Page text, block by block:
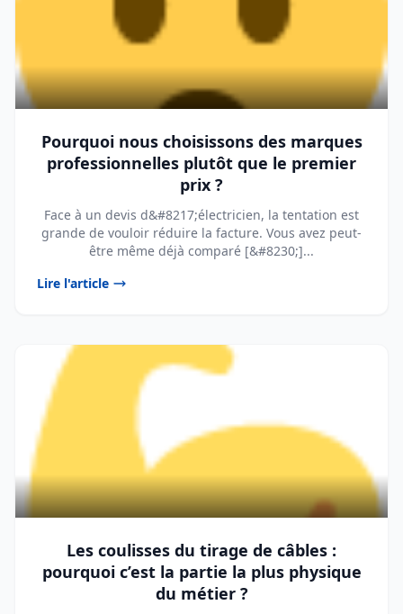
Pourquoi nous choisissons des marques
professionnelles plutôt que le premier
prix ?
Face à un devis d&#8217;électricien, la tentation est
grande de vouloir réduire la facture. Vous avez peut-
être même déjà comparé [&#8230;]...
Lire l'article
Les coulisses du tirage de câbles :
pourquoi c’est la partie la plus physique
du métier ?